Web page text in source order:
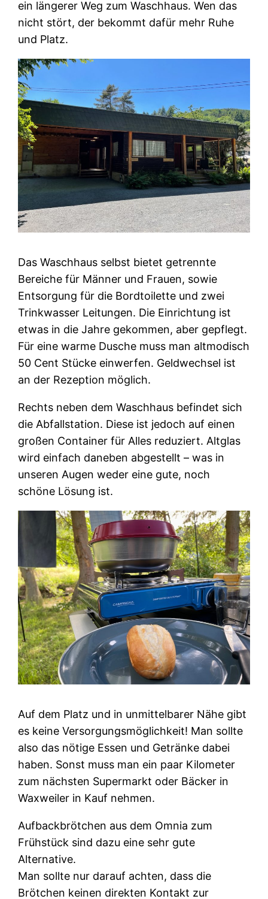
ein längerer Weg zum Waschhaus. Wen das
nicht stört, der bekommt dafür mehr Ruhe
und Platz.
Das Waschhaus selbst bietet getrennte
Bereiche für Männer und Frauen, sowie
Entsorgung für die Bordtoilette und zwei
Trinkwasser Leitungen. Die Einrichtung ist
etwas in die Jahre gekommen, aber gepflegt.
Für eine warme Dusche muss man altmodisch
50 Cent Stücke einwerfen. Geldwechsel ist
an der Rezeption möglich.
Rechts neben dem Waschhaus befindet sich
die Abfallstation. Diese ist jedoch auf einen
großen Container für Alles reduziert. Altglas
wird einfach daneben abgestellt – was in
unseren Augen weder eine gute, noch
schöne Lösung ist.
Auf dem Platz und in unmittelbarer Nähe gibt
es keine Versorgungsmöglichkeit! Man sollte
also das nötige Essen und Getränke dabei
haben. Sonst muss man ein paar Kilometer
zum nächsten Supermarkt oder Bäcker in
Waxweiler in Kauf nehmen.
Aufbackbrötchen aus dem Omnia zum
Frühstück sind dazu eine sehr gute
Alternative.
Man sollte nur darauf achten, dass die
Brötchen keinen direkten Kontakt zur